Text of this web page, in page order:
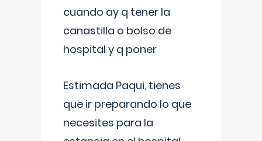
cuando ay q tener la
canastilla o bolso de
hospital y q poner
Estimada Paqui, tienes
que ir preparando lo que
necesites para la